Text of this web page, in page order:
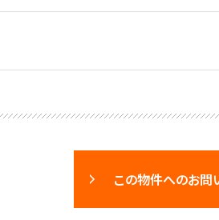
この物件へのお問